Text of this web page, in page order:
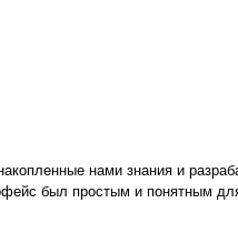
нами знания и
был простым и понятным